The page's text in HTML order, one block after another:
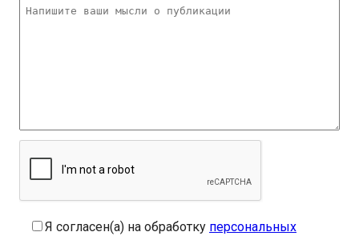
Я согласен(а) на обработку персональных